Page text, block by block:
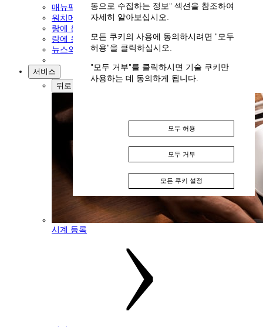
매뉴팩쳐
워치메이킹의 예술
랑에 운트 죄네의 유산
랑에 운트 죄네 기업 소개
뉴스와 이벤트
서비스
뒤로
시계 등록
동으로 수집하는 정보" 섹션을 참조하여
자세히 알아보십시오.
모든 쿠키의 사용에 동의하시려면 "모두
허용"을 클릭하십시오.
"모두 거부"를 클릭하시면 기술 쿠키만
사용하는 데 동의하게 됩니다.
모두 허용
모두 거부
모든 쿠키 설정